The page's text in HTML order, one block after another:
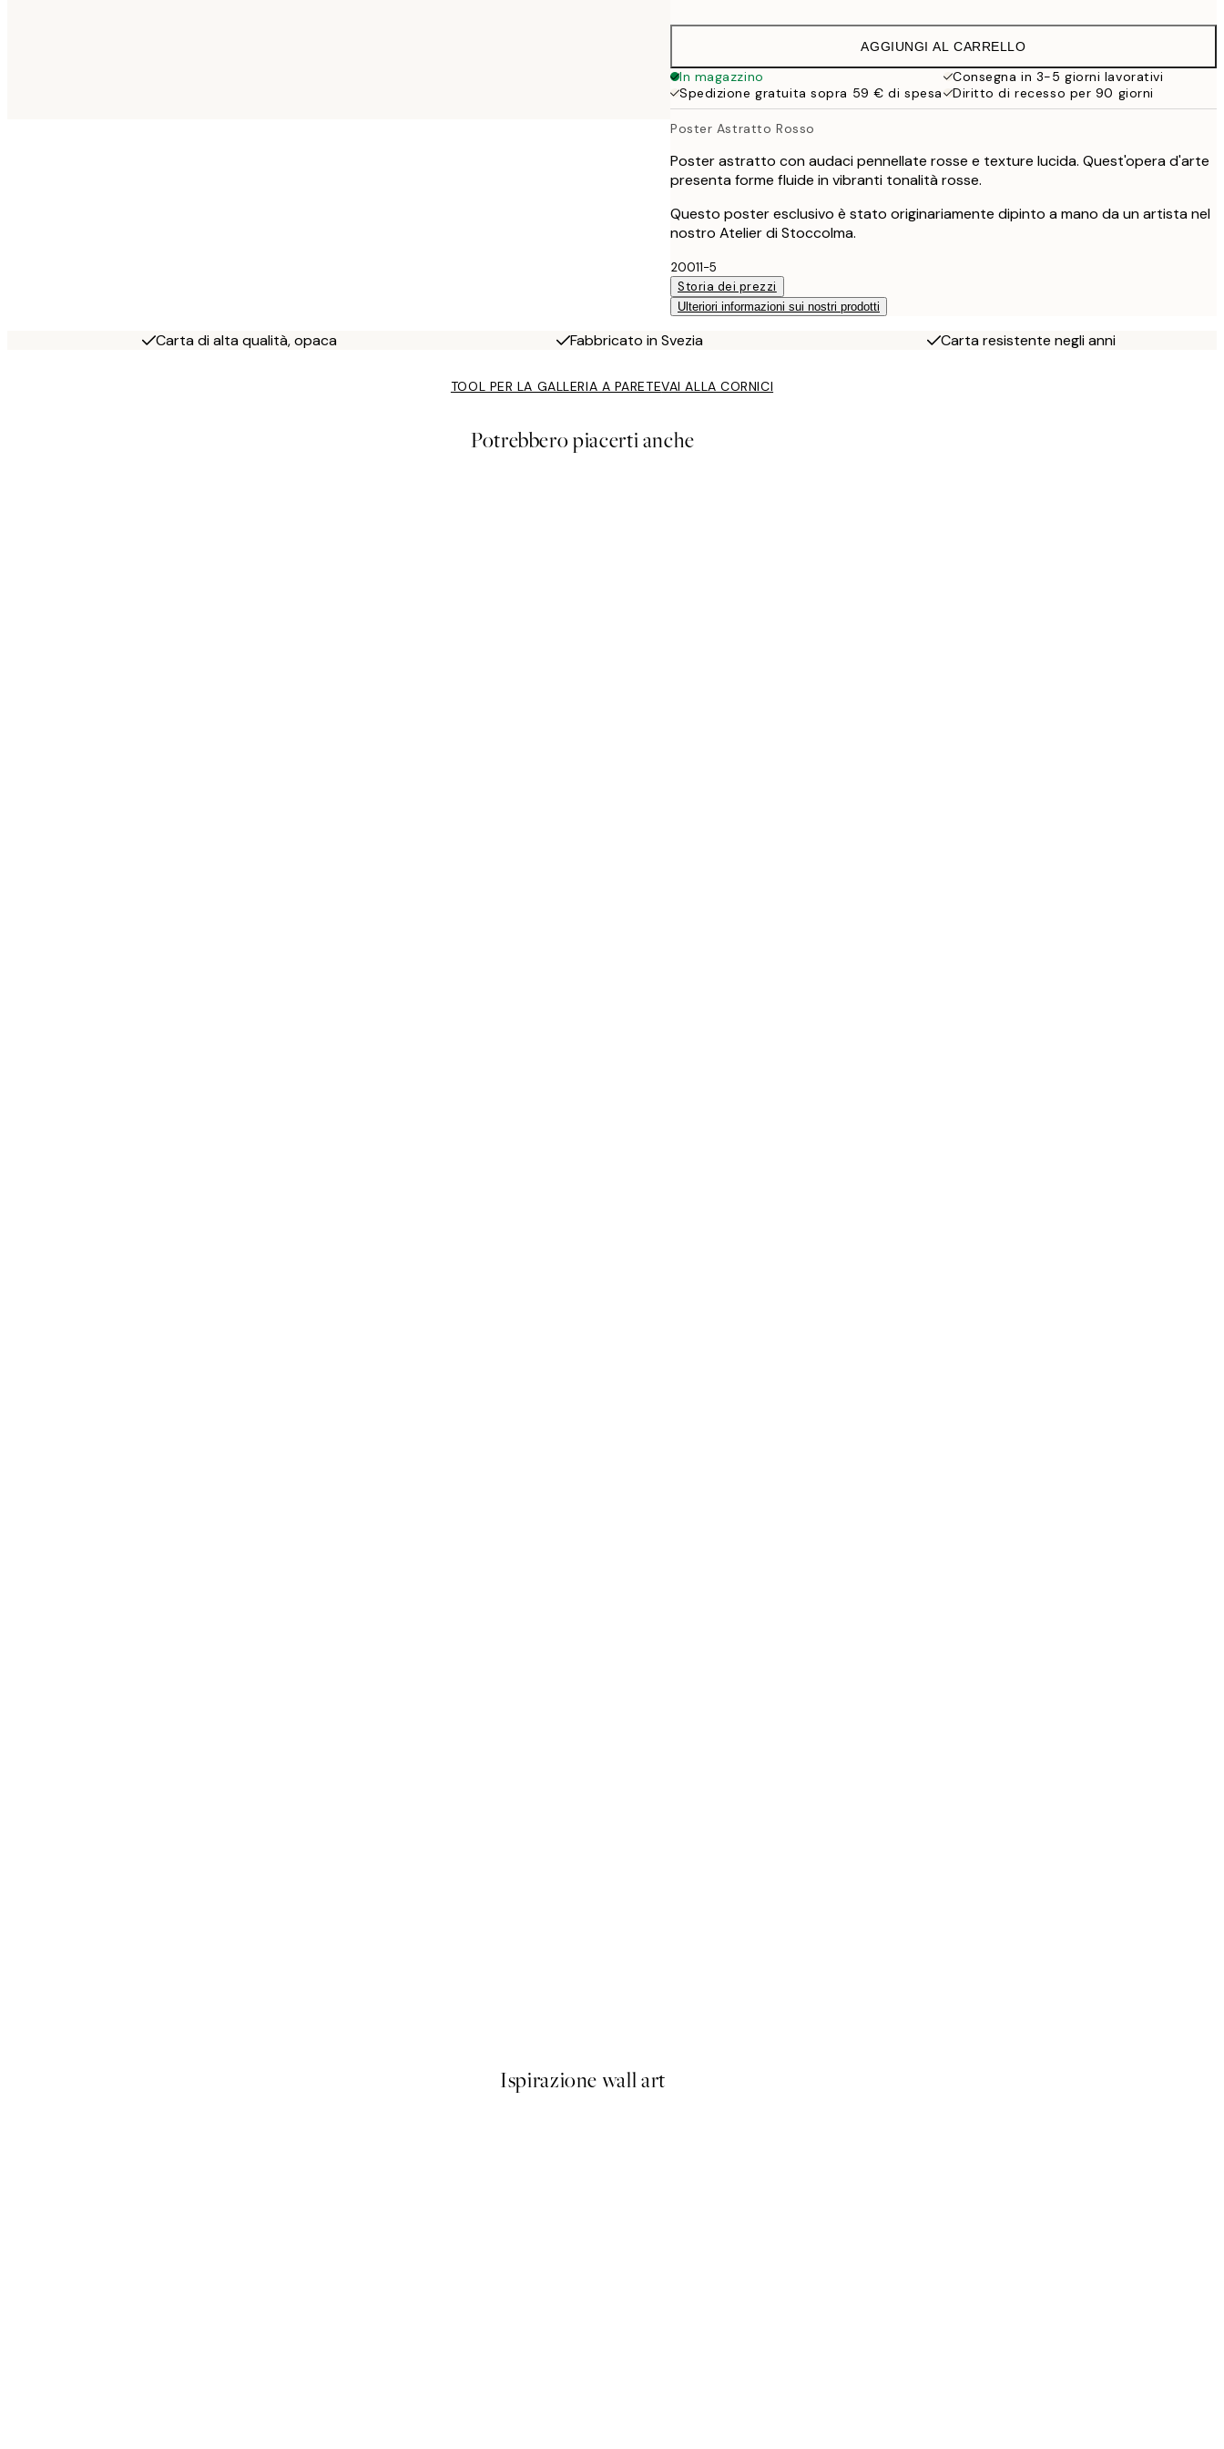
30,45 €
38 €
70x100 cm
54,45 €
119 €
AGGIUNGI AL CARRELLO
In magazzino
Consegna in 3-5 giorni lavorativi
Spedizione gratuita sopra 59 € di spesa
Diritto di recesso per 90 giorni
Poster Astratto Rosso
Poster astratto con audaci pennellate rosse e texture lucida. Quest'opera d'arte
presenta forme fluide in vibranti tonalità rosse.
Questo poster esclusivo è stato originariamente dipinto a mano da un artista nel
nostro Atelier di Stoccolma.
20011-5
Storia dei prezzi
Ulteriori informazioni sui nostri prodotti
Carta di alta qualità, opaca Fabbricato in Svezia Carta resistente negli anni
TOOL PER LA GALLERIA A PARETEVAI ALLA CORNICI
Potrebbero piacerti anche
Ispirazione wall art